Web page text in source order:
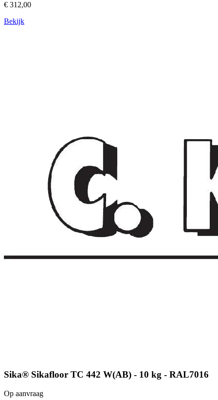
€ 312,00
Bekijk
Sika® Sikafloor TC 442 W(AB) - 10 kg - RAL7016
Op aanvraag